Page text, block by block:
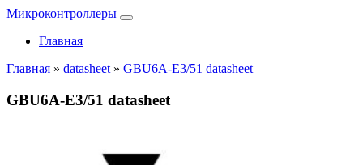
Микроконтроллеры
Главная
Главная » datasheet » GBU6A-E3/51 datasheet
GBU6A-E3/51 datasheet